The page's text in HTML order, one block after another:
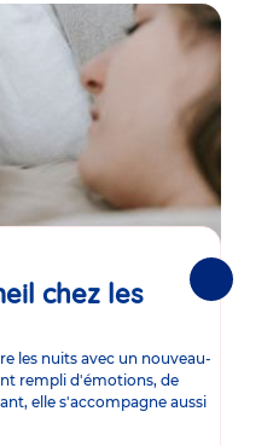
chez les
les nuits avec un nouveau-
rempli d'émotions, de
elle s'accompagne aussi